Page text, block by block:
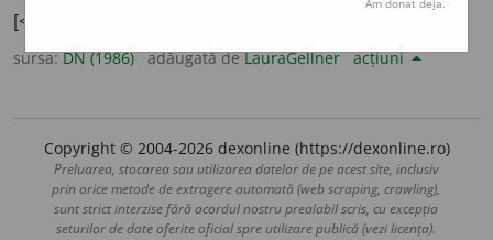
[<
sursa:DN (1986) adăugată deLauraGellner acțiuni
Copyright © 2004-2026 dexonline (https://dexonline.ro)
Preluarea, stocarea sau utilizarea datelor de pe acest site, inclusiv
prin orice metode de extragere automată (web scraping, crawling),
sunt strict interzise fără acordul nostru prealabil scris, cu excepția
seturilor de date oferite oficial spre utilizare publică (vezi licența).
Am donat deja.